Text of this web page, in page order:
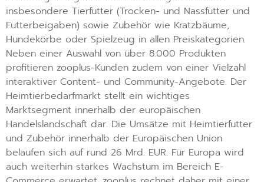
insbesondere Tierfutter (Trocken- und Nassfutter und
Futterbeigaben) sowie Zubehör wie Kratzbäume,
Hundekörbe oder Spielzeug in allen Preiskategorien.
Neben einer Auswahl von über 8.000 Produkten
profitieren zooplus-Kunden zudem von einer Vielzahl
interaktiver Content- und Community-Angebote. Der
Heimtierbedarfmarkt stellt ein wichtiges
Marktsegment innerhalb der europäischen
Handelslandschaft dar. Die Umsätze mit Heimtierfutter
und Zubehör innerhalb der Europäischen Union
belaufen sich auf rund 26 Mrd. EUR. Für Europa wird
auch weiterhin starkes Wachstum im Bereich E-